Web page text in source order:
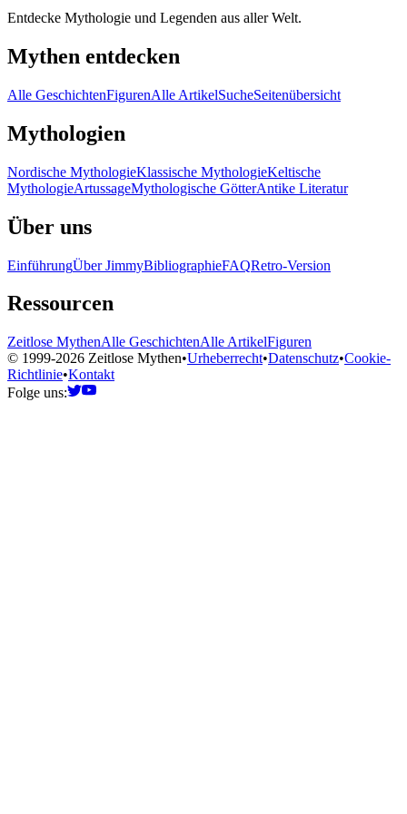
Entdecke Mythologie und Legenden aus aller Welt.
Mythen entdecken
Alle GeschichtenFigurenAlle ArtikelSucheSeitenübersicht
Mythologien
Nordische MythologieKlassische MythologieKeltische
MythologieArtussageMythologische GötterAntike Literatur
Über uns
EinführungÜber JimmyBibliographieFAQRetro-Version
Ressourcen
Zeitlose MythenAlle GeschichtenAlle ArtikelFiguren
© 1999-2026 Zeitlose Mythen•Urheberrecht•Datenschutz•Cookie-
Richtlinie•Kontakt
Folge uns: